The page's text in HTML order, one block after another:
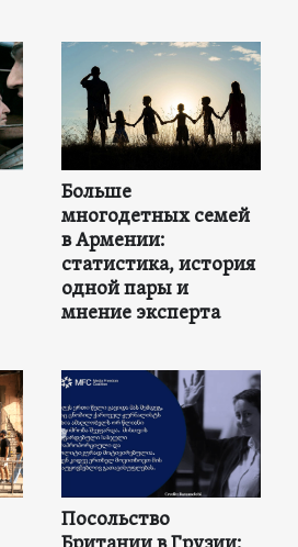
Больше
многодетных семей
в Армении:
статистика, история
одной пары и
мнение эксперта
Посольство